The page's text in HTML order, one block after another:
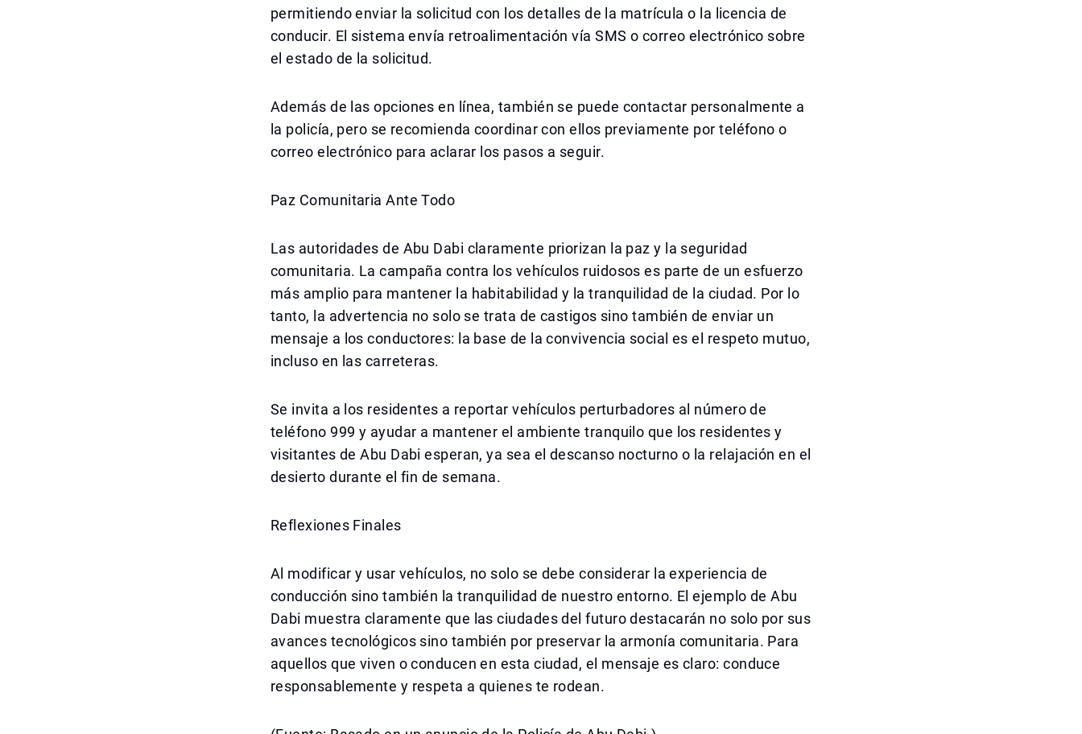
permitiendo enviar la solicitud con los detalles de la matrícula o la licencia de
conducir. El sistema envía retroalimentación vía SMS o correo electrónico sobre
el estado de la solicitud.
Además de las opciones en línea, también se puede contactar personalmente a
la policía, pero se recomienda coordinar con ellos previamente por teléfono o
correo electrónico para aclarar los pasos a seguir.
Paz Comunitaria Ante Todo
Las autoridades de Abu Dabi claramente priorizan la paz y la seguridad
comunitaria. La campaña contra los vehículos ruidosos es parte de un esfuerzo
más amplio para mantener la habitabilidad y la tranquilidad de la ciudad. Por lo
tanto, la advertencia no solo se trata de castigos sino también de enviar un
mensaje a los conductores: la base de la convivencia social es el respeto mutuo,
incluso en las carreteras.
Se invita a los residentes a reportar vehículos perturbadores al número de
teléfono 999 y ayudar a mantener el ambiente tranquilo que los residentes y
visitantes de Abu Dabi esperan, ya sea el descanso nocturno o la relajación en el
desierto durante el fin de semana.
Reflexiones Finales
Al modificar y usar vehículos, no solo se debe considerar la experiencia de
conducción sino también la tranquilidad de nuestro entorno. El ejemplo de Abu
Dabi muestra claramente que las ciudades del futuro destacarán no solo por sus
avances tecnológicos sino también por preservar la armonía comunitaria. Para
aquellos que viven o conducen en esta ciudad, el mensaje es claro: conduce
responsablemente y respeta a quienes te rodean.